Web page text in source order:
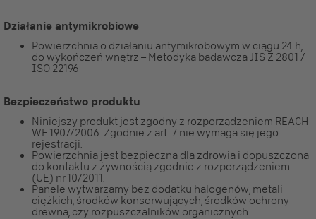
Działanie antymikrobiowe
Powierzchnia o działaniu antymikrobowym w ciągu 24 h,
do wykończeń wnętrz – Metodyka badawcza JIS Z 2801 /
ISO 22196
Bezpieczeństwo produktu
Niniejszy produkt jest zgodny z rozporządzeniem REACH
WE 1907/2006. Zgodnie z art. 7 nie wymaga się jego
rejestracji.
Powierzchnia jest bezpieczna dla zdrowia i dopuszczona
do kontaktu z żywnością zgodnie z rozporządzeniem
(UE) nr 10/2011.
Panele wytwarzamy bez dodatku halogenów, metali
ciężkich, środków konserwujących, środków ochrony
drewna, czy rozpuszczalników organicznych.